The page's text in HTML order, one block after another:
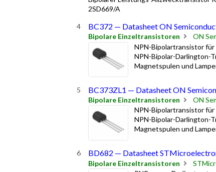
2SD669/A
BC372 — Datasheet ON
Bipolare Einzeltransistoren ON
NPN-Bipolartransistor für
NPN-Bipolar-Darlington-
Magnetspulen und
BC373ZL1 — Datasheet ON
Bipolare Einzeltransistoren ON
NPN-Bipolartransistor für
NPN-Bipolar-Darlington-
Magnetspulen und
BD682 — Datasheet
Bipolare Einzeltransistoren